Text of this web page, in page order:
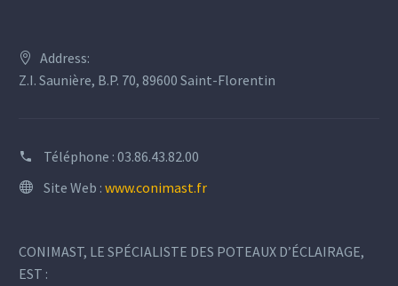
Address:
Z.I. Saunière, B.P. 70, 89600 Saint-Florentin
Téléphone : 03.86.43.82.00
Site Web : www.conimast.fr
CONIMAST, LE SPÉCIALISTE DES POTEAUX D’ÉCLAIRAGE,
EST :